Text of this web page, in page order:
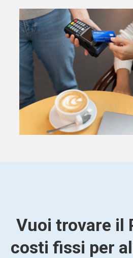
Vuoi trovare il
costi fissi per